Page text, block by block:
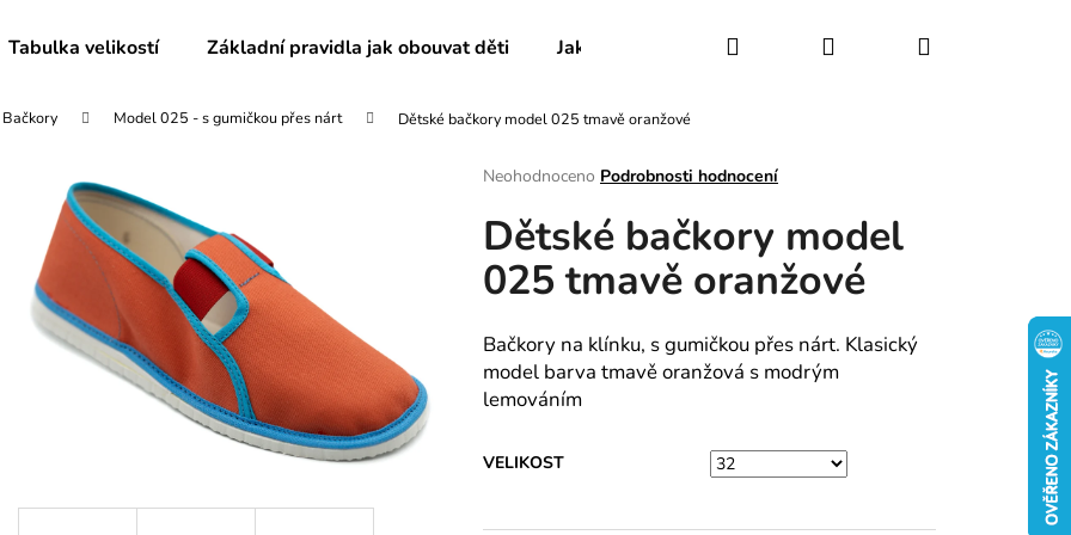
Tabulka velikostí Základní pravidla jak obouvat děti Jak udržovat obuv Certifikáty Kontakty
Hledat PřihlášeníNákupní
Bačkory Model 025 - s gumičkou přes nárt Dětské bačkory model 025 tmavě oranžové
Průměrné
produktu
je
0,0
z
hvězdiček.
Neohodnoceno Podrobnosti hodnocení
Dětské bačkory model
025 tmavě oranžové
Bačkory na klínku, s gumičkou přes nárt. Klasický
model barva tmavě oranžová s modrým
lemováním
VELIKOST
Co potřebujete najít?
Doporučujeme
DĚTSKÉ BAČKORY MODEL 025